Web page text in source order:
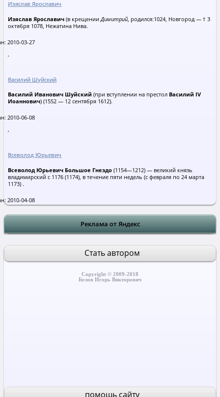
Изяслав Ярославич
Изяслав Ярославич (в крещенииДимитрий, родился:1024, Новгород — † 3
октября 1078, Нежатина Нива.
2010-03-27
Василий Шуйский
Василий Иванович Шуйский (при вступлении на престол Василий IV
Иоаннович) (1552 — 12 сентября 1612).
2010-06-08
Всеволод Юрьевич
Всеволод Юрьевич Большое Гнездо (1154—1212) — великий князь
владимирский с 1176 (1174), в течение пяти недель (с февраля по 24 марта
1173) .
2010-04-08
Реклама от Яндекс
Стать автором
Copyright © 2009-2018
Белов Игорь Викторович
помощь сайту